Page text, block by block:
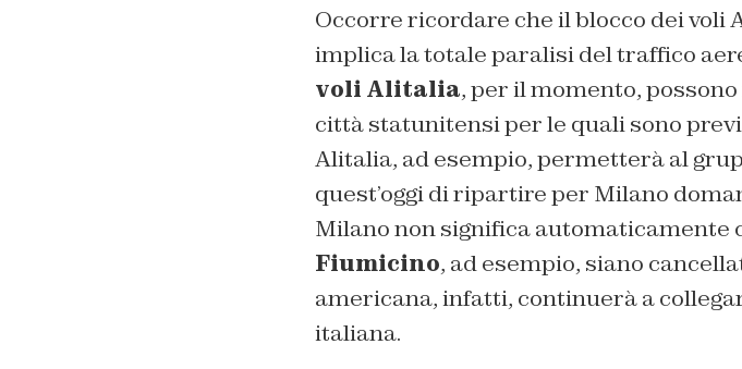
Occorre ricordare che il blocco dei voli
implica la totale paralisi del traffico
voli Alitalia, per il momento,
città statunitensi per le quali sono
Alitalia, ad esempio, permetterà al
quest’oggi di ripartire per Milano
Milano non significa automaticamente
Fiumicino, ad esempio, siano
americana, infatti, continuerà a
italiana.